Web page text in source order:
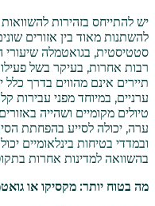
יש להתייחס בזהירות
להשתנות מאוד בין אזורים
סטטיסטית, בגואטמלה שיעורי
רבות אחרות, בעיקר בשל
תיירים אינם מהווים בדרך
ערניים, במיוחד מפני עבירות
טיולים מקומיים ושהייה
ערה, יכולה לסייע בהפחתת
ובמדדי בטיחות בינלאומיים
בהשוואה למדינות אחרות
מה בטוח יותר: מקסיקו או